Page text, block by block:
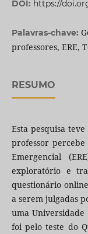
DOI: https://
Palavras-chave:
professores, ERE,
RESUMO
Esta pesquisa
professor percebe
Emergencial
exploratório e
questionário
a serem julgadas
uma Universidade
foi pelo teste do